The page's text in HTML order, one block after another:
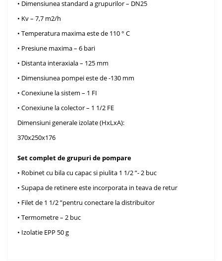
• Dimensiunea standard a grupurilor – DN25
• Kv – 7,7 m2/h
• Temperatura maxima este de 110 ° C
• Presiune maxima – 6 bari
• Distanta interaxiala – 125 mm
• Dimensiunea pompei este de -130 mm
• Conexiune la sistem – 1 FI
• Conexiune la colector – 1 1/2 FE
Dimensiuni generale izolate (HxLxA):
370x250x176
Set complet de grupuri de pompare
• Robinet cu bila cu capac si piulita 1 1/2 ”- 2 buc
• Supapa de retinere este incorporata in teava de retur
• Filet de 1 1/2 ”pentru conectare la distribuitor
• Termometre – 2 buc
• Izolatie EPP 50 g